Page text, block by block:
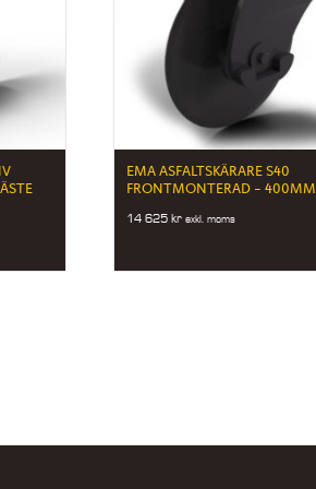
EMA ASFALTSKÄRARE S40
FRONTMONTERAD – 400MM
14 625kr exkl. moms